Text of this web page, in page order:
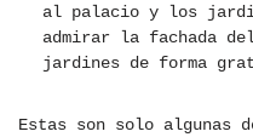
al palacio y los
admirar la fachada
jardines de forma
Estas son solo algunas